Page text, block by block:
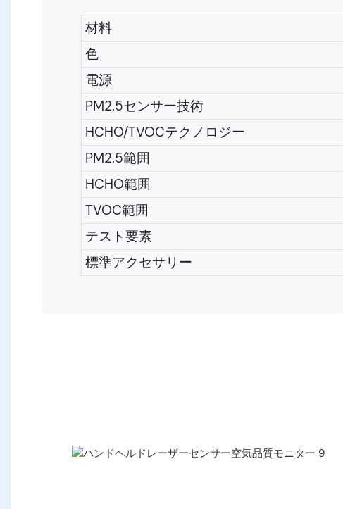
材料
色
電源
PM2.5センサー技術
HCHO/TVOCテクノロジー
PM2.5範囲
HCHO範囲
TVOC範囲
テスト要素
標準アクセサリー